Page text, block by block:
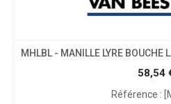
58,54
Référence :